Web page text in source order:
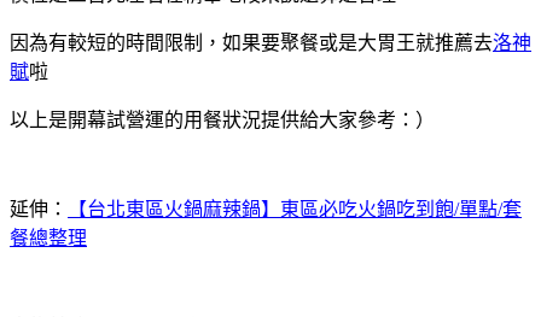
因為有較短的時間限制，如果要聚餐或是大胃王就推薦去洛神
賦啦
以上是開幕試營運的用餐狀況提供給大家參考：）
延伸：
【台北東區火鍋麻辣鍋】東區必吃火鍋吃到飽/單點/套
餐總整理